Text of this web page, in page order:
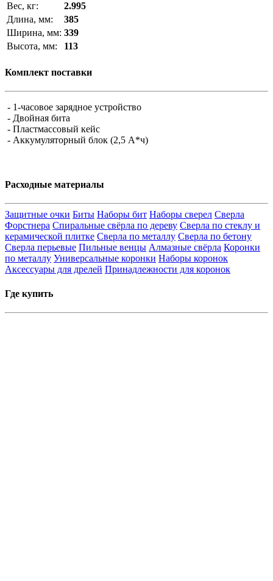
Вес, кг:
2.995
Длина, мм:
385
Ширина, мм: 339
Высота, мм:
113
Комплект поставки
- 1-часовое зарядное устройство
- Двойная бита
- Пластмассовый кейс
- Аккумуляторный блок (2,5 А*ч)
Расходные материалы
Защитные очки Биты Наборы бит Наборы сверел Сверла
Форстнера Спиральные свёрла по дереву Сверла по стеклу и
керамической плитке Сверла по металлу Сверла по бетону
Сверла перьевые Пильные венцы Алмазные свёрла Коронки
по металлу Универсальные коронки Наборы коронок
Аксессуары для дрелей Принадлежности для коронок
Где купить